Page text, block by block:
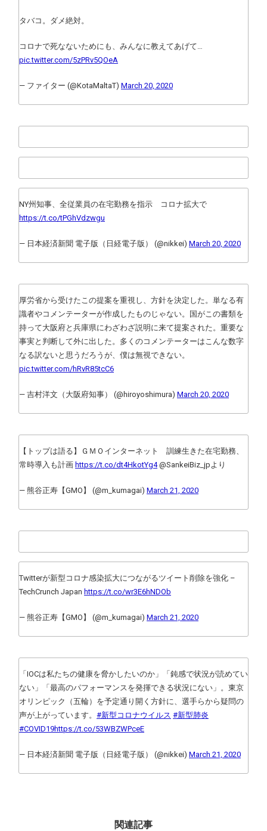
タバコ。ダメ絶対。
コロナで死なないためにも、みんなに教えてあげて…
pic.twitter.com/5zPRv5QOeA
— ファイター (@KotaMaltaT) March 20, 2020
NY州知事、全従業員の在宅勤務を指示 コロナ拡大で
https://t.co/tPGhVdzwgu
— 日本経済新聞 電子版（日経電子版） (@nikkei) March 20, 2020
厚労省から受けたこの提案を重視し、方針を決定した。単なる有
識者やコメンテーターが作成したものじゃない。国がこの書類を
持って大阪府と兵庫県にわざわざ説明に来て提案された。重要な
事実と判断して外に出した。多くのコメンテーターはこんな数字
なる訳ないと思うだろうが、僕は無視できない。
pic.twitter.com/hRvR85tcC6
— 吉村洋文（大阪府知事） (@hiroyoshimura) March 20, 2020
【トップは語る】ＧＭＯインターネット 訓練生きた在宅勤務、
常時導入も計画 https://t.co/dt4HkotYg4@SankeiBiz_jpより
— 熊谷正寿【GMO】 (@m_kumagai) March 21, 2020
Twitterが新型コロナ感染拡大につながるツイート削除を強化 –
TechCrunch Japan https://t.co/wr3E6hNDOb
— 熊谷正寿【GMO】 (@m_kumagai) March 21, 2020
「IOCは私たちの健康を脅かしたいのか」「鈍感で状況が読めてい
ない」「最高のパフォーマンスを発揮できる状況にない」。東京
オリンピック（五輪）を予定通り開く方針に、選手らから疑問の
声が上がっています。 #新型コロナウイルス #新型肺炎
#COVID19https://t.co/53WBZWPceE
— 日本経済新聞 電子版（日経電子版） (@nikkei) March 21, 2020
関連記事